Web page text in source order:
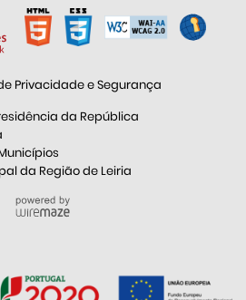
Privacidade e Segurança
da República
da Região de Leiria